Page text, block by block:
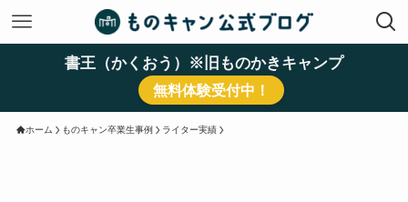
書王（かくおう）※旧ものかきキャンプ
無料体験受付中！
ホーム ものキャン卒業生事例 ライター実績